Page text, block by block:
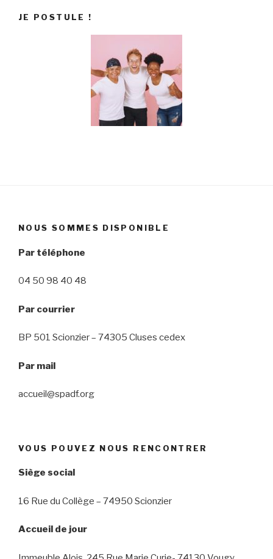
JE POSTULE !
NOUS SOMMES DISPONIBLE
Par téléphone
04 50 98 40 48
Par courrier
BP 501 Scionzier – 74305 Cluses cedex
Par mail
accueil@spadf.org
VOUS POUVEZ NOUS RENCONTRER
Siège social
16 Rue du Collège – 74950 Scionzier
Accueil de jour